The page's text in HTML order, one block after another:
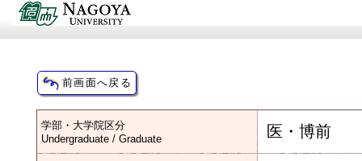
学部・大学院区分
Undergraduate / Graduate
医・博前